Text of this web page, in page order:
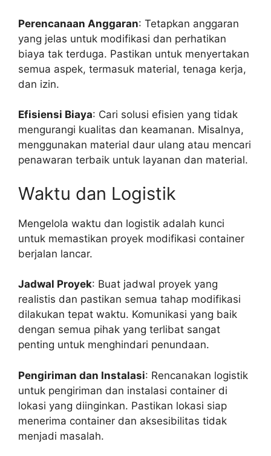
Perencanaan Anggaran: Tetapkan anggaran
yang jelas untuk modifikasi dan perhatikan
biaya tak terduga. Pastikan untuk menyertakan
semua aspek, termasuk material, tenaga kerja,
dan izin.
Efisiensi Biaya: Cari solusi efisien yang tidak
mengurangi kualitas dan keamanan. Misalnya,
menggunakan material daur ulang atau mencari
penawaran terbaik untuk layanan dan material.
Waktu dan Logistik
Mengelola waktu dan logistik adalah kunci
untuk memastikan proyek modifikasi container
berjalan lancar.
Jadwal Proyek: Buat jadwal proyek yang
realistis dan pastikan semua tahap modifikasi
dilakukan tepat waktu. Komunikasi yang baik
dengan semua pihak yang terlibat sangat
penting untuk menghindari penundaan.
Pengiriman dan Instalasi: Rencanakan logistik
untuk pengiriman dan instalasi container di
lokasi yang diinginkan. Pastikan lokasi siap
menerima container dan aksesibilitas tidak
menjadi masalah.